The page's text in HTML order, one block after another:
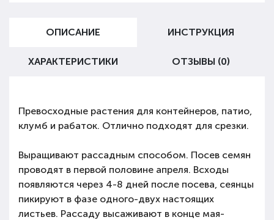
ОПИСАНИЕ ИНСТРУКЦИЯ
ХАРАКТЕРИСТИКИ ОТЗЫВЫ (0)
Превосходные растения для контейнеров, патио,
клумб и рабаток. Отлично подходят для срезки.
Выращивают рассадным способом. Посев семян
проводят в первой половине апреля. Всходы
появляются через 4-8 дней после посева, сеянцы
пикируют в фазе одного-двух настоящих
листьев. Рассаду высаживают в конце мая-